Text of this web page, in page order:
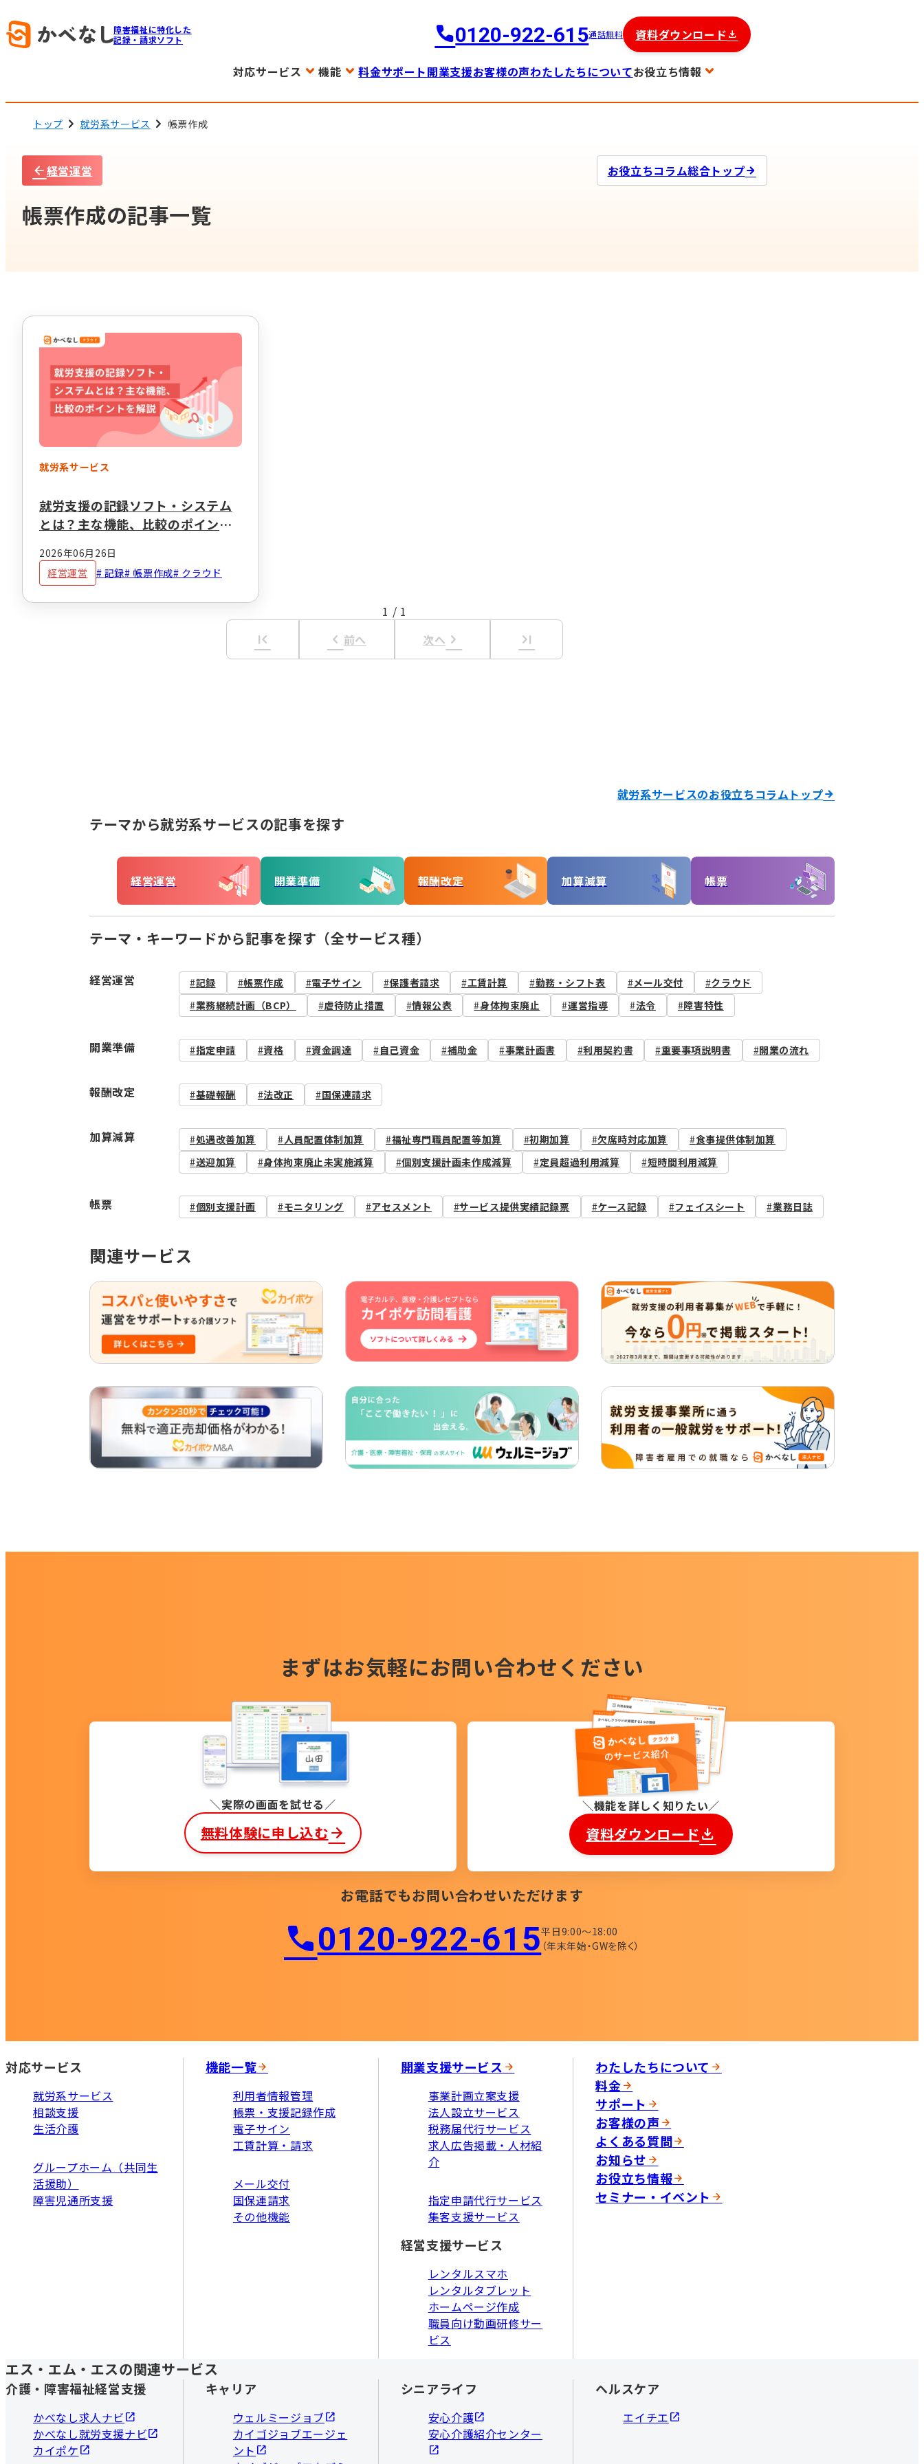
障害福祉に特化した
記録・請求ソフト
0120-922-615通話無料 資料ダウンロード
対応サービス 機能 料金サポート開業支援お客様の声わたしたちについてお役立ち情報
トップ 就労系サービス 帳票作成
経営運営 お役立ちコラム総合トップ
帳票作成の記事一覧
就労系サービス
就労支援の記録ソフト・システム
とは？主な機能、比較のポイント
2026年06月26日
経営運営
記録 帳票作成 クラウド
1 / 1
first_page keyboard_arrow_left 前へ 次へ keyboard_arrow_right last_page
就労系サービスのお役立ちコラムトップ
テーマから就労系サービスの記事を探す
経営運営 開業準備 報酬改定 加算減算 帳票
テーマ・キーワードから記事を探す（全サービス種）
経営運営 記録 帳票作成 電子サイン 保護者請求 工賃計算 勤務・シフト表 メール交付
クラウド
業務継続計画（BCP）
虐待防止措置 情報公表 身体拘束廃止 運営指導 法令 障害特性
開業準備 指定申請 資格 資金調達 自己資金 補助金 事業計画書 利用契約書 重要事項説明書 開業の流れ
報酬改定 基礎報酬 法改正 国保連請求
加算減算 処遇改善加算 人員配置体制加算 福祉専門職員配置等加算 初期加算 欠席時対応加算
食事提供体制加算
送迎加算
身体拘束廃止未実施減算 個別支援計画未作成減算 定員超過利用減算 短時間利用減算
帳票 個別支援計画 モニタリング アセスメント サービス提供実績記録票 ケース記録 フェイスシート 業務日誌
関連サービス
まずはお気軽にお問い合わせください
実際の画面を試せる
無料体験に申し込む
機能を詳しく知りたい
資料ダウンロード
お電話でもお問い合わせいただけます
0120-922-615​平日9:00〜18:00
（年末年始・GWを除く）
対応サービス
就労系サービス
相談支援
生活介護
グループホーム（共同生
活援助）
障害児通所支援
機能一覧
利用者情報管理
帳票・支援記録作成
電子サイン
工賃計算・請求
メール交付
国保連請求
その他機能
開業支援サービス
事業計画立案支援
法人設立サービス
税務届代行サービス
求人広告掲載・人材紹
介
指定申請代行サービス
集客支援サービス
経営支援サービス
レンタルスマホ
レンタルタブレット
ホームページ作成
職員向け動画研修サー
ビス
わたしたちについて
料金
サポート
お客様の声
よくある質問
お知らせ
お役立ち情報
セミナー・イベント
エス・エム・エスの関連サービス
介護・障害福祉経営支援
かべなし求人ナビ
かべなし就労支援ナビ
カイポケ
キャリア
ウェルミージョブ
カイゴジョブエージェ
ント
シニアライフ
安心介護
安心介護紹介センター
ヘルスケア
エイチエ